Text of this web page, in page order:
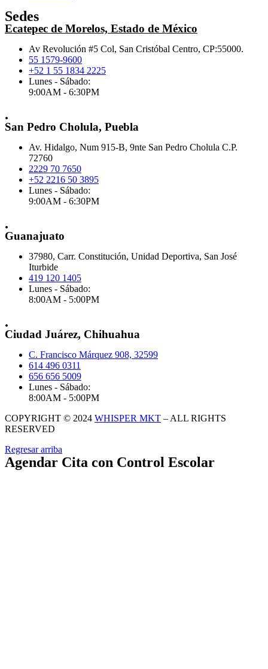
Sedes
Ecatepec de Morelos, Estado de México
Av Revolución #5 Col, San Cristóbal Centro, CP:55000.
55 1579-9600
+52 1 55 1834 2225
Lunes - Sábado:
9:00AM - 6:30PM
.
San Pedro Cholula, Puebla
Av. Hidalgo, Num 915-B, 9nte San Pedro Cholula C.P.
72760
2229 70 7650
+52 2216 50 3895
Lunes - Sábado:
9:00AM - 6:30PM
.
Guanajuato
37980, Carr. Constitución, Unidad Deportiva, San José
Iturbide
419 120 1405
Lunes - Sábado:
8:00AM - 5:00PM
.
Ciudad Juárez, Chihuahua
C. Francisco Márquez 908, 32599
614 496 0311
656 656 5009
Lunes - Sábado:
8:00AM - 5:00PM
COPYRIGHT © 2024 WHISPER MKT – ALL RIGHTS
RESERVED
Regresar arriba
Agendar Cita con Control Escolar